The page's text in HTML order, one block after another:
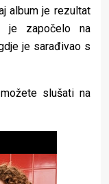
album je rezultat
je započelo na
je sarađivao s
slušati na